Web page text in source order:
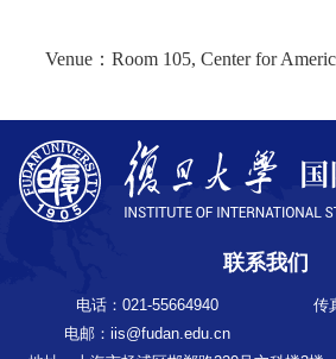
Venue ： Room 105, Center for
联系我们
电话：021-55664940
传
电邮：iis@fudan.edu.cn